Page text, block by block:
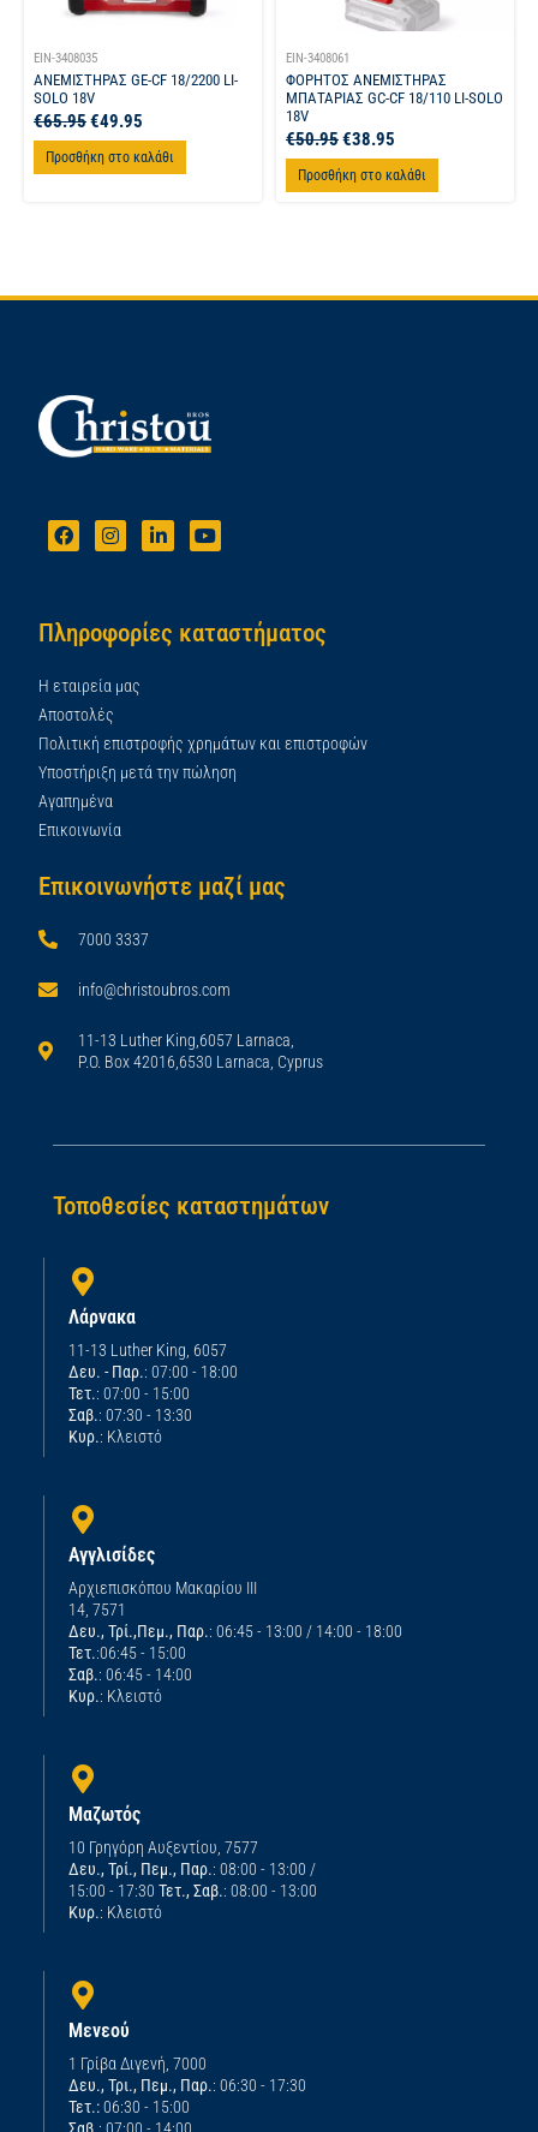
EIN-3408035
ΑΝΕΜΙΣΤΗΡΑΣ GE-CF 18/2200 LI-
SOLO 18V
€65.95€49.95
Προσθήκη στο καλάθι
EIN-3408061
ΦΟΡΗΤΟΣ ΑΝΕΜΙΣΤΗΡΑΣ
ΜΠΑΤΑΡΙΑΣ GC-CF 18/110 LI-SOLO
18V
€50.95€38.95
Προσθήκη στο καλάθι
Πληροφορίες καταστήματος
Η εταιρεία μας
Αποστολές
Πολιτική επιστροφής χρημάτων και επιστροφών
Υποστήριξη μετά την πώληση
Αγαπημένα
Επικοινωνία
Επικοινωνήστε μαζί μας
7000 3337
info@christoubros.com
11-13 Luther King,6057 Larnaca,
P.O. Box 42016,6530 Larnaca, Cyprus
Τοποθεσίες καταστημάτων
Λάρνακα
11-13 Luther King, 6057
Δευ. - Παρ.: 07:00 - 18:00
Τετ.: 07:00 - 15:00
Σαβ.: 07:30 - 13:30
Κυρ.: Κλειστό
Αγγλισίδες
Αρχιεπισκόπου Μακαρίου ΙΙΙ
14, 7571
Δευ., Τρί.,Πεμ., Παρ.: 06:45 - 13:00 / 14:00 - 18:00
Τετ.:06:45 - 15:00
Σαβ.: 06:45 - 14:00
Κυρ.: Κλειστό
Μαζωτός
10 Γρηγόρη Αυξεντίου, 7577
Δευ., Τρί., Πεμ., Παρ.: 08:00 - 13:00 /
15:00 - 17:30 Τετ., Σαβ.: 08:00 - 13:00
Κυρ.: Κλειστό
Μενεού
1 Γρίβα Διγενή, 7000
Δευ., Τρι., Πεμ., Παρ.: 06:30 - 17:30
Τετ.:06:30 - 15:00